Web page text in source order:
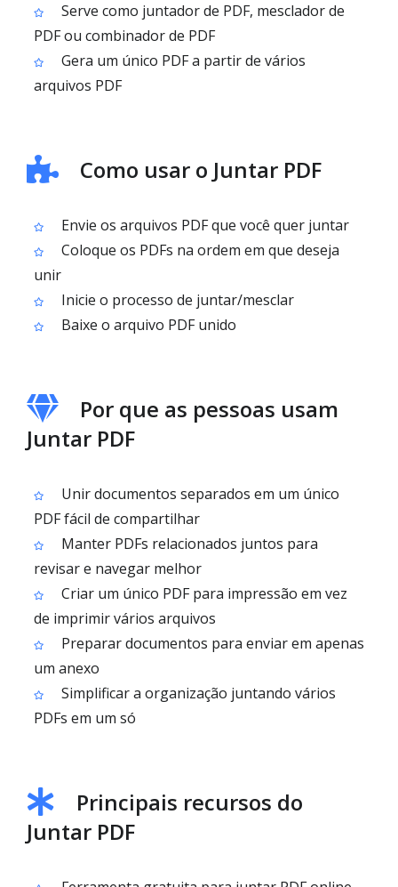
Serve como juntador de PDF, mesclador de
PDF ou combinador de PDF
Gera um único PDF a partir de vários
arquivos PDF
Como usar o Juntar PDF
Envie os arquivos PDF que você quer juntar
Coloque os PDFs na ordem em que deseja
unir
Inicie o processo de juntar/mesclar
Baixe o arquivo PDF unido
Por que as pessoas usam
Juntar PDF
Unir documentos separados em um único
PDF fácil de compartilhar
Manter PDFs relacionados juntos para
revisar e navegar melhor
Criar um único PDF para impressão em vez
de imprimir vários arquivos
Preparar documentos para enviar em apenas
um anexo
Simplificar a organização juntando vários
PDFs em um só
Principais recursos do
Juntar PDF